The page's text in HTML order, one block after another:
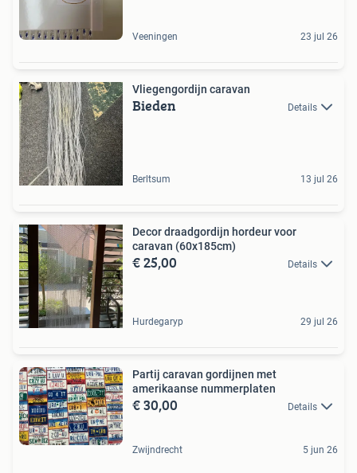
Veeningen 23 jul 26
Vliegengordijn caravan
Bieden Details
Berltsum 13 jul 26
Decor draadgordijn hordeur voor
caravan (60x185cm)
€ 25,00 Details
Hurdegaryp 29 jul 26
Partij caravan gordijnen met
amerikaanse nummerplaten
€ 30,00 Details
Zwijndrecht 5 jun 26